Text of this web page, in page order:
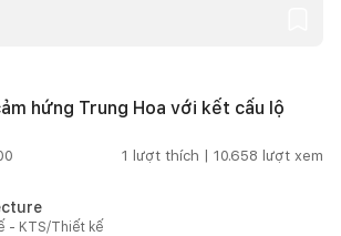
hứng Trung Hoa với kết cấu lộ
1 lượt thích | 10.658 lượt xem
- KTS/Thiết kế